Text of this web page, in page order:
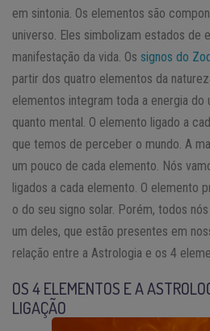
em sintonia. Os elementos são
universo. Eles simbolizam estados de
manifestação da vida. Os signos do
partir dos quatro elementos da
elementos integram toda a energia do
quanto mental. O elemento ligado a
que temos de perceber o mundo. A
um pouco de cada elemento. Nós
ligados a cada elemento. O elemento
o do seu signo solar. Porém, todos
um deles, que estão presentes em
relação entre a Astrologia e os 4
OS 4 ELEMENTOS E A
LIGAÇÃO